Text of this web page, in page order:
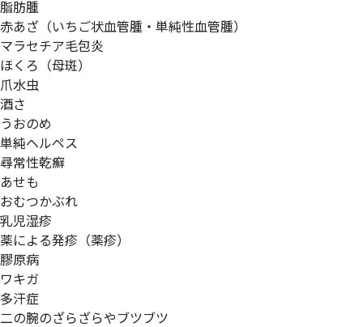
脂肪腫
赤あざ（いちご状血管腫・単純性血管腫）
マラセチア毛包炎
ほくろ（母斑）
爪水虫
酒さ
うおのめ
単純ヘルペス
尋常性乾癬
あせも
おむつかぶれ
乳児湿疹
薬による発疹（薬疹）
膠原病
ワキガ
多汗症
二の腕のざらざらやブツブツ